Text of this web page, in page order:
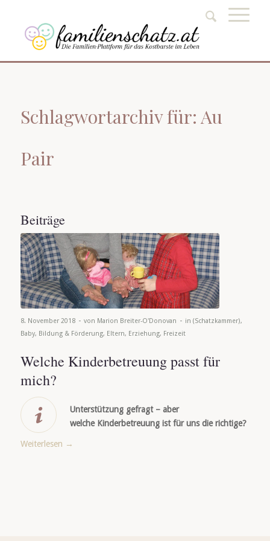
Schlagwortarchiv für: Au
Pair
Beiträge
8. November 2018 - von Marion Breiter-O'Donovan - in (Schatzkammer),
Baby, Bildung & Förderung, Eltern, Erziehung, Freizeit
Welche Kinderbetreuung passt für
mich?
Unterstützung gefragt – aber
welche Kinderbetreuung ist für uns die richtige?
Weiterlesen →